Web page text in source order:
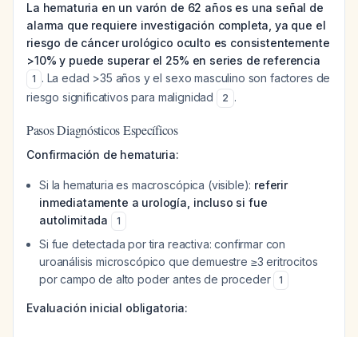
La hematuria en un varón de 62 años es una señal de
alarma que requiere investigación completa, ya que el
riesgo de cáncer urológico oculto es consistentemente
>10% y puede superar el 25% en series de referencia
1 . La edad >35 años y el sexo masculino son factores de
riesgo significativos para malignidad
2 .
Pasos Diagnósticos Específicos
Confirmación de hematuria:
Si la hematuria es macroscópica (visible): referir
inmediatamente a urología, incluso si fue
autolimitada
1
Si fue detectada por tira reactiva: confirmar con
uroanálisis microscópico que demuestre ≥3 eritrocitos
por campo de alto poder antes de proceder
1
Evaluación inicial obligatoria: